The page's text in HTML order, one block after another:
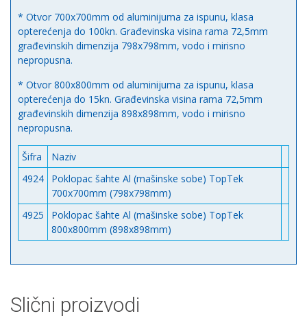
* Otvor 700x700mm od aluminijuma za ispunu, klasa
opterećenja do 100kn. Građevinska visina rama 72,5mm
građevinskih dimenzija 798x798mm, vodo i mirisno
nepropusna.
* Otvor 800x800mm od aluminijuma za ispunu, klasa
opterećenja do 15kn. Građevinska visina rama 72,5mm
građevinskih dimenzija 898x898mm, vodo i mirisno
nepropusna.
Šifra
Naziv
4924
Poklopac šahte Al (mašinske sobe) TopTek
700x700mm (798x798mm)
4925
Poklopac šahte Al (mašinske sobe) TopTek
800x800mm (898x898mm)
Slični proizvodi